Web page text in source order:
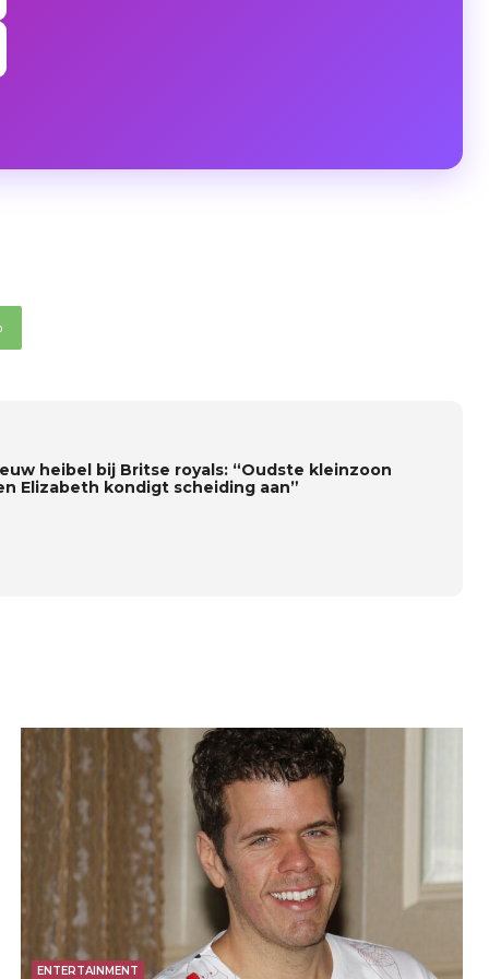
heibel bij Britse royals: “Oudste kleinzoon
Elizabeth kondigt scheiding aan”
ENTERTAINMENT